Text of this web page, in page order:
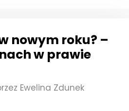
nowym roku? –
w prawie
Ewelina Zdunek